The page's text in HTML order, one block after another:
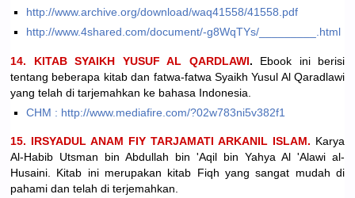
http://www.archive.org/download/waq41558/41558.pdf
http://www.4shared.com/document/-g8WqTYs/_________.html
14. KITAB SYAIKH YUSUF AL QARDLAWI. Ebook ini berisi
tentang beberapa kitab dan fatwa-fatwa Syaikh Yusul Al Qaradlawi
yang telah di tarjemahkan ke bahasa Indonesia.
CHM : http://www.mediafire.com/?02w783ni5v382f1
15. IRSYADUL ANAM FIY TARJAMATI ARKANIL ISLAM. Karya
Al-Habib Utsman bin Abdullah bin 'Aqil bin Yahya Al 'Alawi al-
Husaini. Kitab ini merupakan kitab Fiqh yang sangat mudah di
pahami dan telah di terjemahkan.